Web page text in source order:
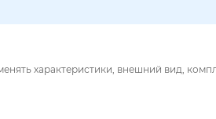
характеристики, внешний вид,